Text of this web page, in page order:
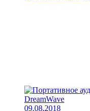
09.08.2018